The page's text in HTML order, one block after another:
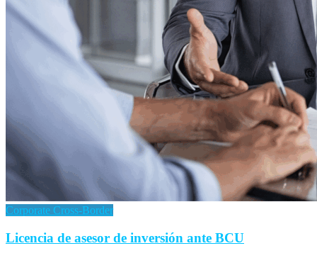
Corporate Cross-Border
Licencia de asesor de inversión ante BCU